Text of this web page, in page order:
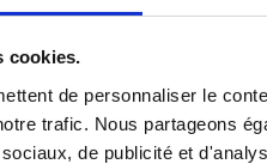
cookies.
de personnaliser le
trafic. Nous partageons
de publicité et